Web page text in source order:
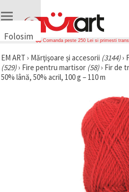
Folosim
uri
🍪 Folosim
cookie-uri
Comanda peste 250 Lei si primesti
EM ART › Mărţişoare și accesorii (3144)›
(529)› Fire pentru martisor (58)› Fir de
50% lână, 50% acril, 100 g – 110 m